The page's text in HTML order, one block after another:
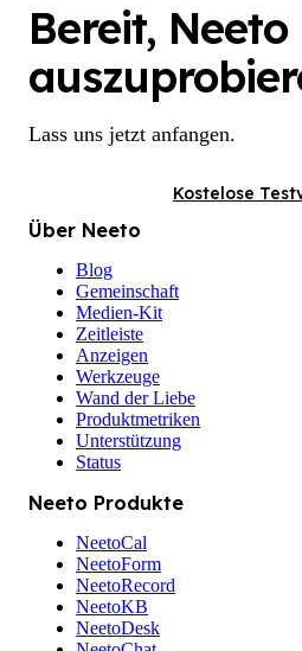
Bereit, Neeto
Lass uns jetzt anfangen.
Kostelose
Über Neeto
Blog
Gemeinschaft
Medien-Kit
Zeitleiste
Anzeigen
Werkzeuge
Wand der Liebe
Produktmetriken
Unterstützung
Status
Neeto Produkte
NeetoCal
NeetoForm
NeetoRecord
NeetoKB
NeetoDesk